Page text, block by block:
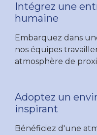
Intégrez une
humaine
Embarquez dans
nos équipes
atmosphère de
Adoptez un
inspirant
Bénéficiez d'une